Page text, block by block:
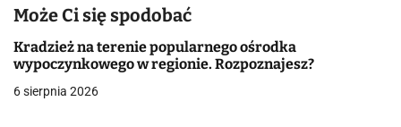
a
c
j
Może Ci się spodobać
Kradzież na terenie popularnego ośrodka
wypoczynkowego w regionie. Rozpoznajesz?
6 sierpnia 2026